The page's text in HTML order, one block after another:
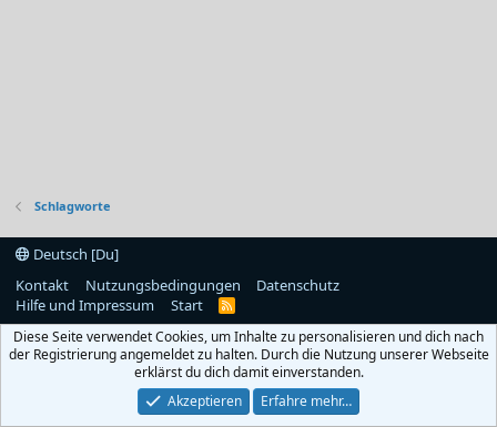
Schlagworte
Deutsch [Du]
Kontakt
Nutzungsbedingungen
Datenschutz
Hilfe und Impressum
Start
R
S
Diese Seite verwendet Cookies, um Inhalte zu personalisieren und dich nach
der Registrierung angemeldet zu halten. Durch die Nutzung unserer Webseite
erklärst du dich damit einverstanden.
Akzeptieren
Erfahre mehr…